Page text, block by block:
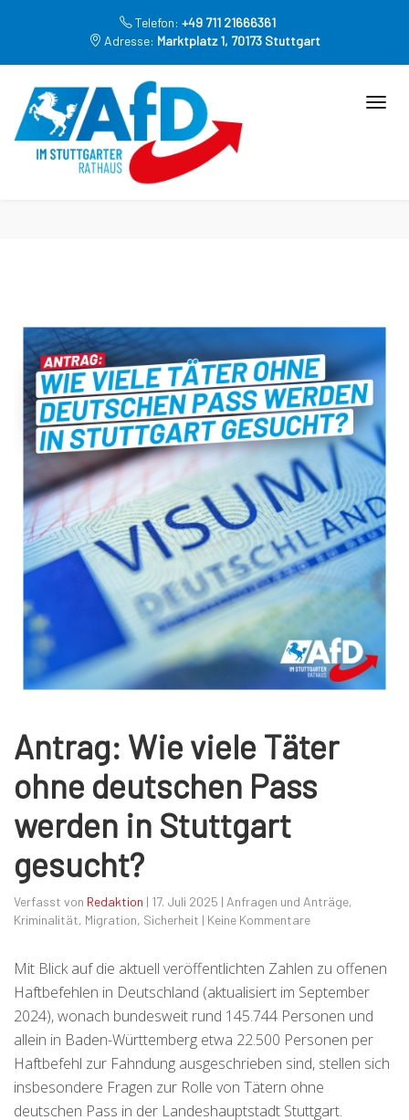
Telefon: +49 711 21666361
Adresse: Marktplatz 1, 70173 Stuttgart
Antrag: Wie viele Täter
ohne deutschen Pass
werden in Stuttgart
gesucht?
Verfasst von Redaktion | 17. Juli 2025 | Anfragen und Anträge,
Kriminalität, Migration, Sicherheit | Keine Kommentare
Mit Blick auf die aktuell veröffentlichten Zahlen zu offenen
Haftbefehlen in Deutschland (aktualisiert im September
2024), wonach bundesweit rund 145.744 Personen und
allein in Baden-Württemberg etwa 22.500 Personen per
Haftbefehl zur Fahndung ausgeschrieben sind, stellen sich
insbesondere Fragen zur Rolle von Tätern ohne
deutschen Pass in der Landeshauptstadt Stuttgart.